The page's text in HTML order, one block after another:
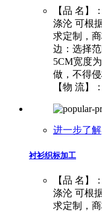
【品 名】
涤沦 可根
求定制，
边：选择
5CM宽度
做，不得
【物 流】
进一步了解
衬衫织标加工
【品 名】
涤沦 可根
求定制，